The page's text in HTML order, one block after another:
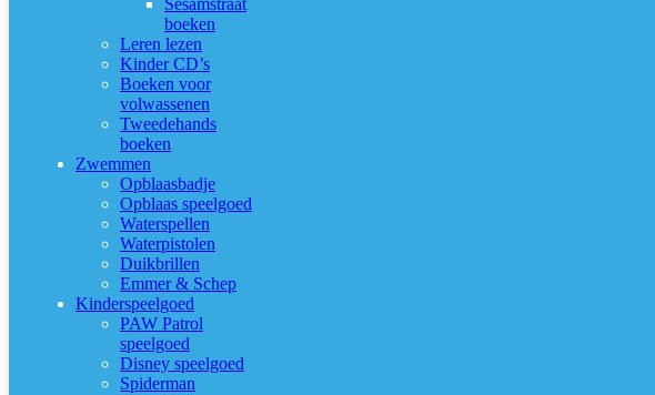
Sesamstraat
boeken
Leren lezen
Kinder CD’s
Boeken voor
volwassenen
Tweedehands
boeken
Zwemmen
Opblaasbadje
Opblaas speelgoed
Waterspellen
Waterpistolen
Duikbrillen
Emmer & Schep
Kinderspeelgoed
PAW Patrol
speelgoed
Disney speelgoed
Spiderman